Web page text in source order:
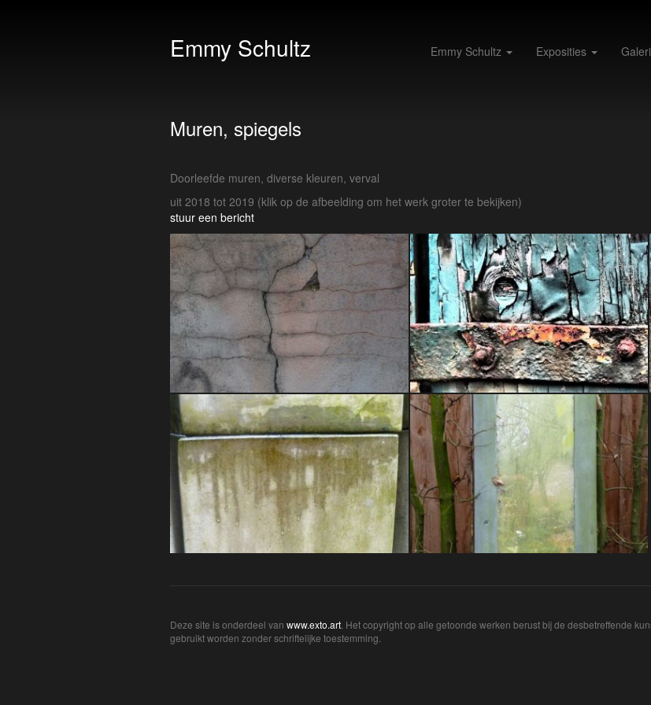
Emmy Schultz Emmy Schultz Exposities
Muren, spiegels
Doorleefde muren, diverse kleuren, verval
uit 2018 tot 2019 (klik op de afbeelding om het werk groter te bekijken)
stuur een bericht
Deze site is onderdeel van www.exto.art . Het copyright op alle getoonde werken berust bij de desbetreffende
gebruikt worden zonder schriftelijke toestemming.